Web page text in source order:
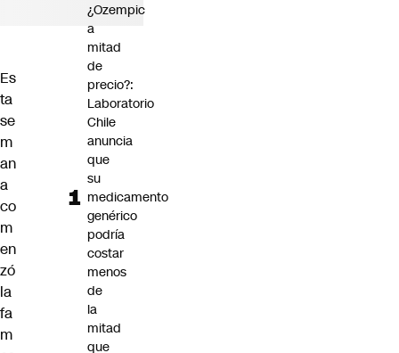
Es
ta
se
m
an
a
co
m
en
zó
la
fa
m
¿Ozempic
a
mitad
de
precio?:
Laboratorio
Chile
anuncia
que
su
medicamento
genérico
podría
costar
menos
de
la
mitad
que